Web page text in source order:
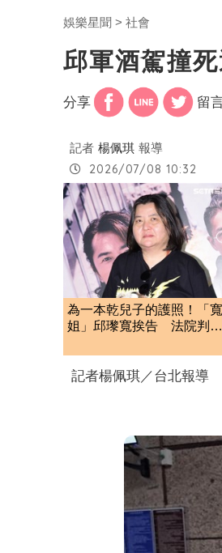
娛樂星聞 社會
邱軍酒駕撞
分享 留
記者 楊佩琪 報導
2026/07/08 10:32
為一本乾兒子的護照！「寬
姐」邱瓈寬挨告 法院判決
記者楊佩琪／台北報導